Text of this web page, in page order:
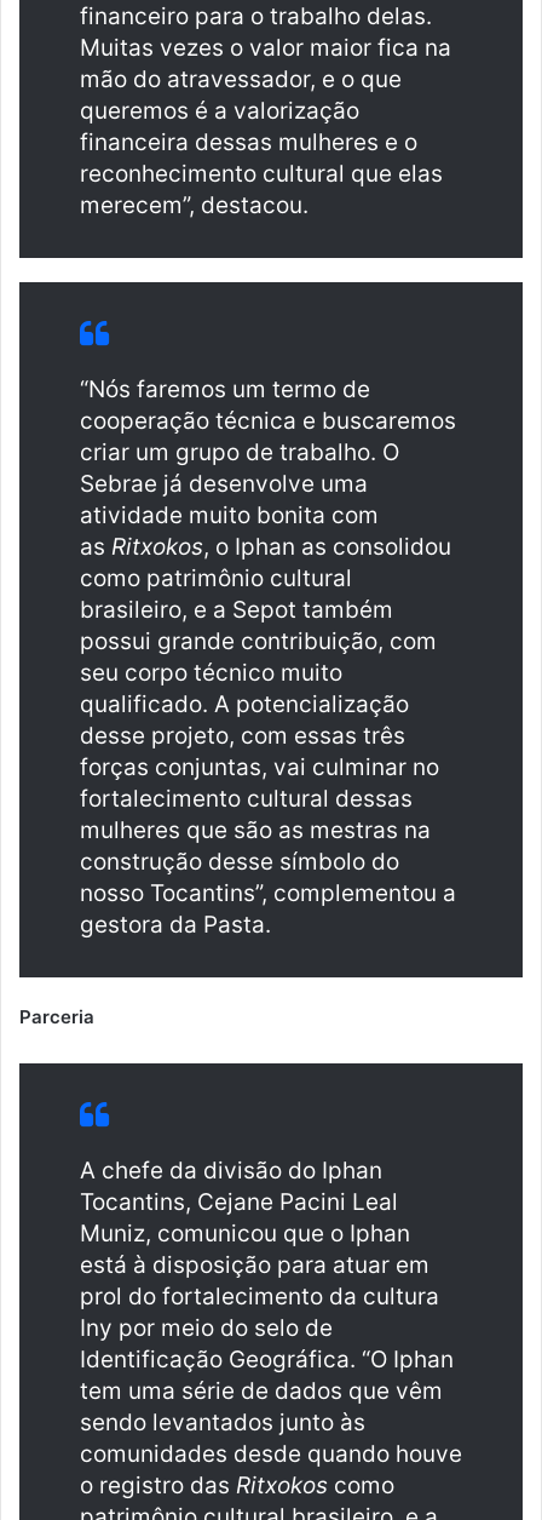
financeiro para o trabalho delas.
Muitas vezes o valor maior fica na
mão do atravessador, e o que
queremos é a valorização
financeira dessas mulheres e o
reconhecimento cultural que elas
merecem”, destacou.
“Nós faremos um termo de
cooperação técnica e buscaremos
criar um grupo de trabalho. O
Sebrae já desenvolve uma
atividade muito bonita com
as Ritxokos, o Iphan as consolidou
como patrimônio cultural
brasileiro, e a Sepot também
possui grande contribuição, com
seu corpo técnico muito
qualificado. A potencialização
desse projeto, com essas três
forças conjuntas, vai culminar no
fortalecimento cultural dessas
mulheres que são as mestras na
construção desse símbolo do
nosso Tocantins”, complementou a
gestora da Pasta.
Parceria
A chefe da divisão do Iphan
Tocantins, Cejane Pacini Leal
Muniz, comunicou que o Iphan
está à disposição para atuar em
prol do fortalecimento da cultura
Iny por meio do selo de
Identificação Geográfica. “O Iphan
tem uma série de dados que vêm
sendo levantados junto às
comunidades desde quando houve
o registro das Ritxokos como